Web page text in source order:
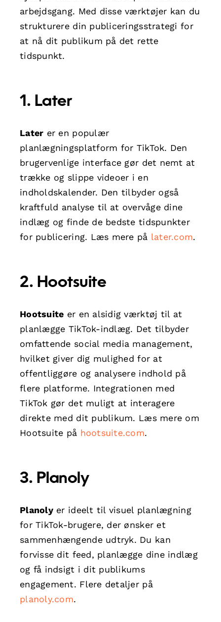
arbejdsgang. Med disse værktøjer kan du
strukturere din publiceringsstrategi for
at nå dit publikum på det rette
tidspunkt.
1. Later
Later er en populær
planlægningsplatform for TikTok. Den
brugervenlige interface gør det nemt at
trække og slippe videoer i en
indholdskalender. Den tilbyder også
kraftfuld analyse til at overvåge dine
indlæg og finde de bedste tidspunkter
for publicering. Læs mere på later.com.
2. Hootsuite
Hootsuite er en alsidig værktøj til at
planlægge TikTok-indlæg. Det tilbyder
omfattende social media management,
hvilket giver dig mulighed for at
offentliggøre og analysere indhold på
flere platforme. Integrationen med
TikTok gør det muligt at interagere
direkte med dit publikum. Læs mere om
Hootsuite på hootsuite.com.
3. Planoly
Planolyer ideelt til visuel planlægning
for TikTok-brugere, der ønsker et
sammenhængende udtryk. Du kan
forvisse dit feed, planlægge dine indlæg
og få indsigt i dit publikums
engagement. Flere detaljer på
planoly.com.